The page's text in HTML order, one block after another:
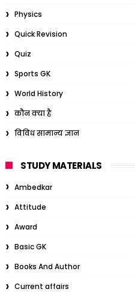
Physics
Quick Revision
Quiz
Sports GK
World History
कौन क्या है
विविध सामान्य ज्ञान
STUDY MATERIALS
Ambedkar
Attitude
Award
Basic GK
Books And Author
Current affairs